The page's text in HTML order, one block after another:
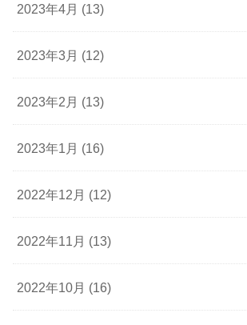
2023年4月 (13)
2023年3月 (12)
2023年2月 (13)
2023年1月 (16)
2022年12月 (12)
2022年11月 (13)
2022年10月 (16)